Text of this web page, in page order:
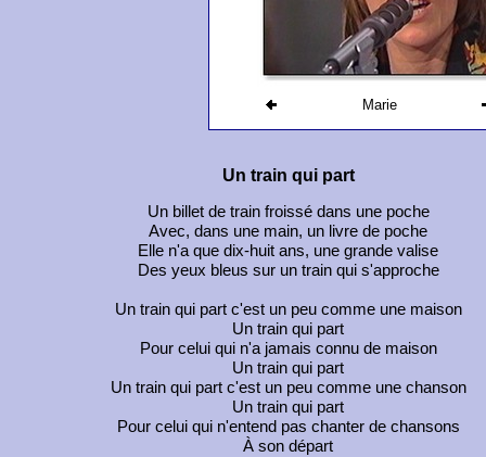
Marie
Un train qui part
Un billet de train froissé dans une poche
Avec, dans une main, un livre de poche
Elle n'a que dix-huit ans, une grande valise
Des yeux bleus sur un train qui s'approche
Un train qui part c'est un peu comme une maison
Un train qui part
Pour celui qui n'a jamais connu de maison
Un train qui part
Un train qui part c'est un peu comme une chanson
Un train qui part
Pour celui qui n'entend pas chanter de chansons
À son départ